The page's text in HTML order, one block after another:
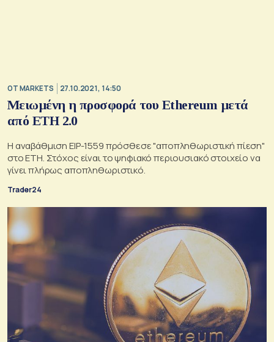
OT MARKETS 27.10.2021, 14:50
Μειωμένη η προσφορά του Ethereum μετά
από ΕΤΗ 2.0
Η αναβάθμιση EIP-1559 πρόσθεσε "αποπληθωριστική πίεση"
στο ETH. Στόχος είναι το ψηφιακό περιουσιακό στοιχείο να
γίνει πλήρως αποπληθωριστικό.
Trader24